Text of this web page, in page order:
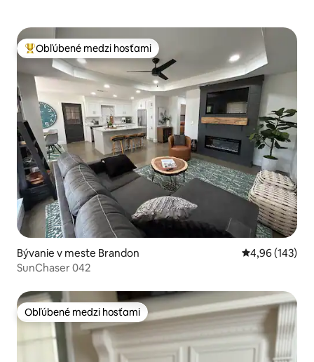
Najobľúbenejšie medzi hosťami
Obľúbené medzi hosťami
Bývanie v meste Brandon Priemerné
4,96 (143)
SunChaser 042
Obľúbené medzi hosťami
Obľúbené medzi hosťami